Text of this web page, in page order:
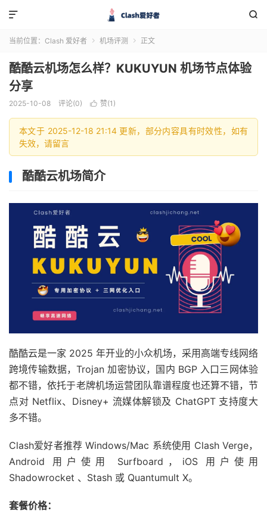


当前位置： Clash 爱好者  机场评测  正文
酷酷云机场怎么样？KUKUYUN 机场节点体验
分享
2025-10-08 评论(0)  赞(1 )
本文于 2025-12-18 21:14 更新，部分内容具有时效性，如有
失效，请留言
酷酷云机场简介
酷酷云是一家 2025 年开业的小众机场，采用高端专线网络
跨境传输数据，Trojan 加密协议，国内 BGP 入口三网体验
都不错，依托于老牌机场运营团队靠谱程度也还算不错，节
点对 Netflix、Disney+ 流媒体解锁及 ChatGPT 支持度大
多不错。
Clash爱好者推荐 Windows/Mac 系统使用 Clash Verge，
Android 用户使用 Surfboard，iOS 用户使用
Shadowrocket 、Stash 或 Quantumult X。
套餐价格：